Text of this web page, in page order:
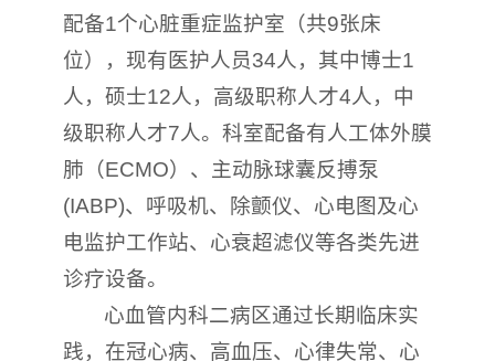
配备1个心脏重症监护室（共9张床
位），现有医护人员34人，其中博士1
人，硕士12人，高级职称人才4人，中
级职称人才7人。科室配备有人工体外膜
肺（ECMO）、主动脉球囊反搏泵
(IABP)、呼吸机、除颤仪、心电图及心
电监护工作站、心衰超滤仪等各类先进
诊疗设备。
心血管内科二病区通过长期临床实
践，在冠心病、高血压、心律失常、心